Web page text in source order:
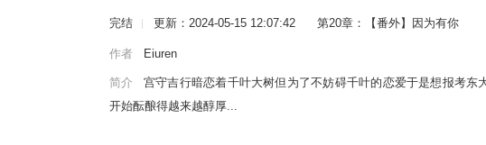
完结 更新：2024-05-15 12:07:42 第20章：【番外】因为有你
作者 Eiuren
简介
宫守吉行暗恋着千叶大树但为了不妨碍千叶的恋爱于是想报考
开始酝酿得越来越醇厚...